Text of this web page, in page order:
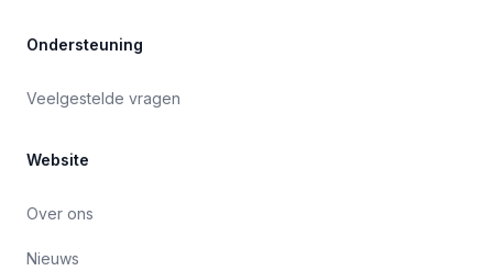
Ondersteuning
Veelgestelde vragen
Website
Over ons
Nieuws